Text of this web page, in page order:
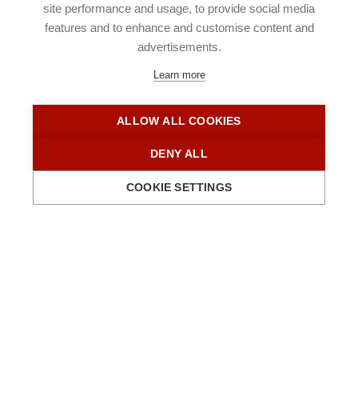
Podcasts anhören, wann immer ihr möchtet.
Der Vorteil ist: Ihr müsst nicht jede Information
einzeln abrufen, sondern bekommt jede neue
Folge des Podcasts geliefert. Das funktioniert
Alle Elemente angezeigt.
site performance and usage, to provide social media
features and to enhance and customise content and
advertisements.
Learn more
ALLOW ALL COOKIES
DENY ALL
COOKIE SETTINGS